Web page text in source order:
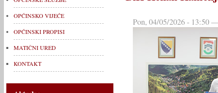
OPĆINSKO VIJEĆE
OPĆINSKI PROPISI
MATIČNI URED
KONTAKT
Pon, 04/05/2026 - 13:50